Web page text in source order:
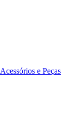
Acessórios e Peças